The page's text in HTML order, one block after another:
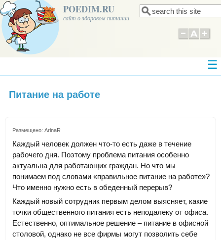
POEDIM.RU
сайт о здоровом питании Форма поиска
Поиск
Питание на работе
Размещено: ArinaR
Каждый человек должен что-то есть даже в течение
рабочего дня. Поэтому проблема питания особенно
актуальна для работающих граждан. Но что мы
понимаем под словами «правильное питание на работе»?
Что именно нужно есть в обеденный перерыв?
Каждый новый сотрудник первым делом выясняет, какие
точки общественного питания есть неподалеку от офиса.
Естественно, оптимальное решение – питание в офисной
столовой, однако не все фирмы могут позволить себе